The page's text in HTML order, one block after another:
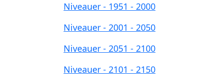
Niveauer - 1951 - 2000
Niveauer - 2001 - 2050
Niveauer - 2051 - 2100
Niveauer - 2101 - 2150